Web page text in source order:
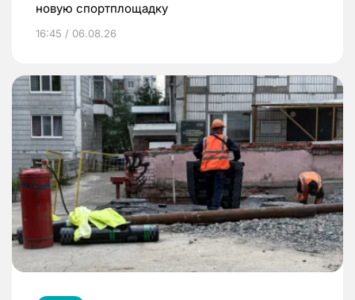
новую спортплощадку
16:45 / 06.08.26